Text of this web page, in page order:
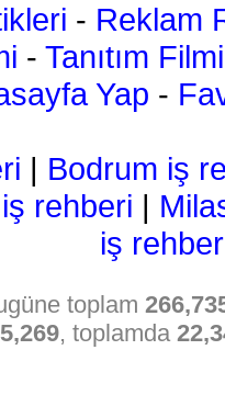
- Reklam
- Tanıtım Filmi
Yap -
| Bodrum iş
rehberi |
iş
toplam
5,269, toplamda